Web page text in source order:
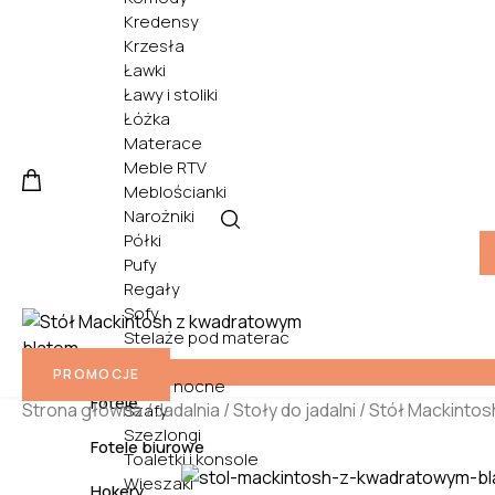
Kredensy
Krzesła
Ławki
Ławy i stoliki
Łóżka
Materace
Meble RTV
Meblościanki
Narożniki
Półki
Pufy
Regały
Sofy
Stelaże pod materac
Szafki nocne
Szafy
Szezlongi
Toaletki i konsole
Wieszaki
Fotele
Fotele biurowe
PROMOCJE
Strona główna/Jadalnia /Stoły do jadalni / Stół